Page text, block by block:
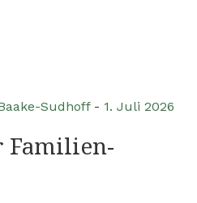
Sudhoff- 1. Juli 2026
Familien-